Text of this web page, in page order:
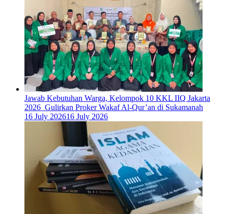
Jawab Kebutuhan Warga, Kelompok 10 KKL IIQ Jakarta
2026 Gulirkan Proker Wakaf Al-Qur’an di Sukamanah
16 July 202616 July 2026